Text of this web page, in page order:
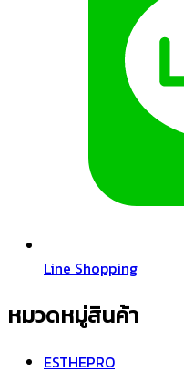
Line Shopping
หมวดหมู่สินค้า
ESTHEPRO